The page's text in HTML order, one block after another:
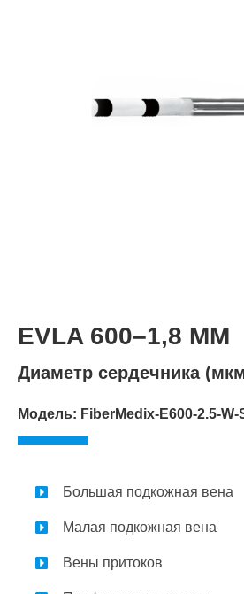
EVLA 600–1,8 ММ
Диаметр сердечника
Модель: FiberMedix-E600-2.5-W-
Большая подкожная вена
Малая подкожная вена
Вены притоков